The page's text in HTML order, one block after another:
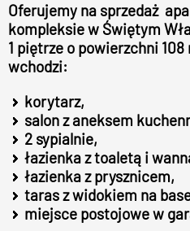
Oferujemy na sprzedaż
kompleksie w Świętym
1 piętrze o powierzchni 108
wchodzi:
korytarz,
salon z aneksem
2 sypialnie,
łazienka z toaletą i
łazienka z prysznicem,
taras z widokiem na
miejsce postojowe w